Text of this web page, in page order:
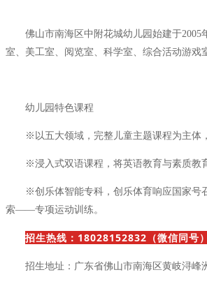
佛山市南海区中附花城幼儿园始建于2005
室、美工室、阅览室、科学室、综合活动游戏
幼儿园特色课程
※以五大领域，完整儿童主题课程为主体
※浸入式双语课程，将英语教育与素质教育
※创乐体智能专科，创乐体育响应国家号召
索——专项运动训练。
招生热线：18028152832 （微信同号）
招生地址：广东省佛山市南海区黄岐浔峰